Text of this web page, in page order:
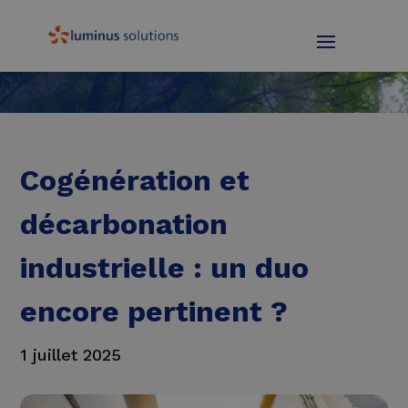
Cogénération et
décarbonation
industrielle : un duo
encore pertinent ?
1 juillet 2025